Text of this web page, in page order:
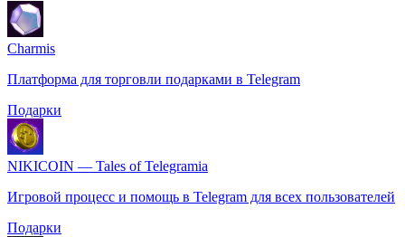
Charmis
Платформа для торговли подарками в Telegram
Подарки
NIKICOIN — Tales of Telegramia
Игровой процесс и помощь в Telegram для всех пользователей
Подарки